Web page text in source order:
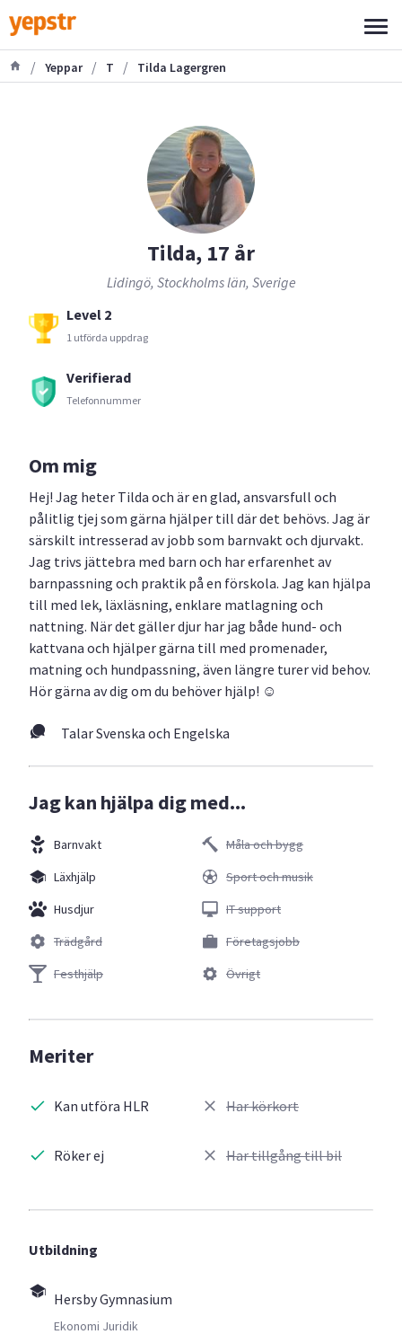
/ Yeppar / T / Tilda Lagergren
Tilda, 17 år
Lidingö, Stockholms län, Sverige
Level 2
1 utförda uppdrag
Verifierad
Telefonnummer
Om mig
Hej! Jag heter Tilda och är en glad, ansvarsfull och
pålitlig tjej som gärna hjälper till där det behövs. Jag är
särskilt intresserad av jobb som barnvakt och djurvakt.
Jag trivs jättebra med barn och har erfarenhet av
barnpassning och praktik på en förskola. Jag kan hjälpa
till med lek, läxläsning, enklare matlagning och
nattning. När det gäller djur har jag både hund- och
kattvana och hjälper gärna till med promenader,
matning och hundpassning, även längre turer vid behov.
Hör gärna av dig om du behöver hjälp! ☺️
Talar Svenska och Engelska
Jag kan hjälpa dig med...
Barnvakt
Läxhjälp
Husdjur
Trädgård
Festhjälp
Måla och bygg
Sport och musik
IT support
Företagsjobb
Övrigt
Meriter
Kan utföra HLR
Röker ej
Har körkort
Har tillgång till bil
Utbildning
Hersby Gymnasium
Ekonomi Juridik